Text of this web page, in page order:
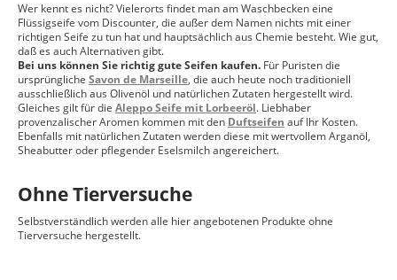
Wer kennt es nicht? Vielerorts findet man am Waschbecken eine
Flüssigseife vom Discounter, die außer dem Namen nichts mit einer
richtigen Seife zu tun hat und hauptsächlich aus Chemie besteht. Wie gut,
daß es auch Alternativen gibt.
Bei uns können Sie richtig gute Seifen kaufen. Für Puristen die
ursprüngliche Savon de Marseille, die auch heute noch traditioniell
ausschließlich aus Olivenöl und natürlichen Zutaten hergestellt wird.
Gleiches gilt für die Aleppo Seife mit Lorbeeröl. Liebhaber
provenzalischer Aromen kommen mit den Duftseifen auf Ihr Kosten.
Ebenfalls mit natürlichen Zutaten werden diese mit wertvollem Arganöl,
Sheabutter oder pflegender Eselsmilch angereichert.
Ohne Tierversuche
Selbstverständlich werden alle hier angebotenen Produkte ohne
Tierversuche hergestellt.